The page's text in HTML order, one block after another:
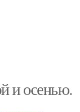
и осенью.